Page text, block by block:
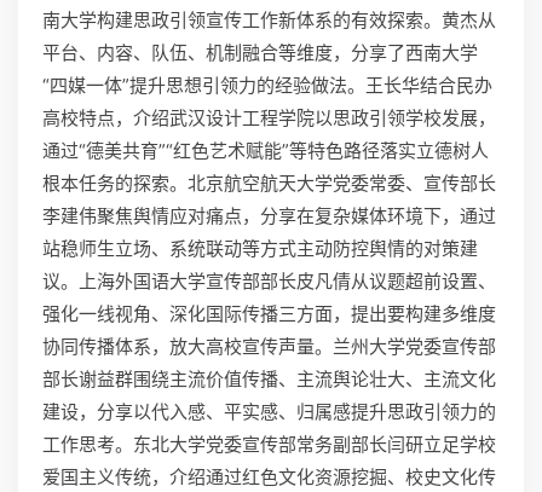
南大学构建思政引领宣传工作新体系的有效探索。黄杰从
平台、内容、队伍、机制融合等维度，分享了西南大学
“四媒一体”提升思想引领力的经验做法。王长华结合民办
高校特点，介绍武汉设计工程学院以思政引领学校发展，
通过“德美共育”“红色艺术赋能”等特色路径落实立德树人
根本任务的探索。北京航空航天大学党委常委、宣传部长
李建伟聚焦舆情应对痛点，分享在复杂媒体环境下，通过
站稳师生立场、系统联动等方式主动防控舆情的对策建
议。上海外国语大学宣传部部长皮凡倩从议题超前设置、
强化一线视角、深化国际传播三方面，提出要构建多维度
协同传播体系，放大高校宣传声量。兰州大学党委宣传部
部长谢益群围绕主流价值传播、主流舆论壮大、主流文化
建设，分享以代入感、平实感、归属感提升思政引领力的
工作思考。东北大学党委宣传部常务副部长闫研立足学校
爱国主义传统，介绍通过红色文化资源挖掘、校史文化传